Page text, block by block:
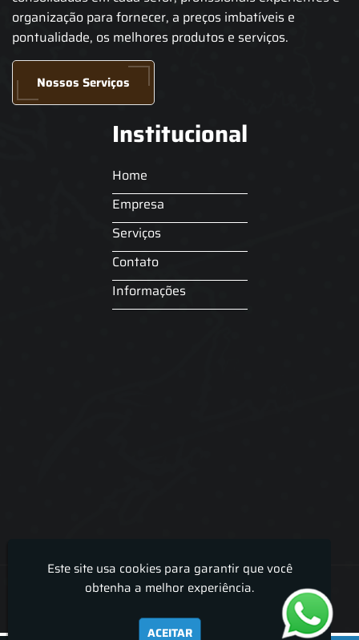
organização para fornecer, a preços imbatíveis e
pontualidade, os melhores produtos e serviços.
Nossos Serviços
Institucional
Home
Empresa
Serviços
Contato
Informações
Lira Luz Decor - Cortinas sob medidas e persianas
Este site usa cookies para garantir que você
obtenha a melhor experiência.
ACEITAR